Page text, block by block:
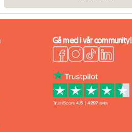
Gå med i vår community!